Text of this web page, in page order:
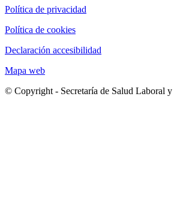
Política de privacidad
Política de cookies
Declaración accesibilidad
Mapa web
© Copyright - Secretaría de Salud Laboral